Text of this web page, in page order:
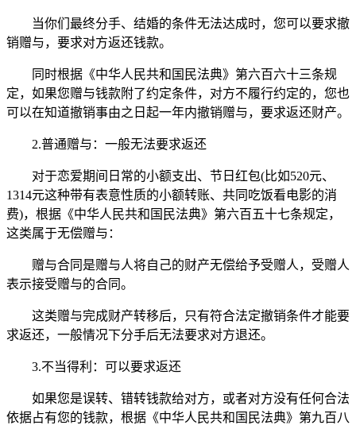
当你们最终分手、结婚的条件无法达成时，您可以要求撤
销赠与，要求对方返还钱款。
同时根据《中华人民共和国民法典》第六百六十三条规
定，如果您赠与钱款附了约定条件，对方不履行约定的，您也
可以在知道撤销事由之日起一年内撤销赠与，要求返还财产。
2.普通赠与：一般无法要求返还
对于恋爱期间日常的小额支出、节日红包(比如520元、
1314元这种带有表意性质的小额转账、共同吃饭看电影的消
费)，根据《中华人民共和国民法典》第六百五十七条规定，
这类属于无偿赠与：
赠与合同是赠与人将自己的财产无偿给予受赠人，受赠人
表示接受赠与的合同。
这类赠与完成财产转移后，只有符合法定撤销条件才能要
求返还，一般情况下分手后无法要求对方退还。
3.不当得利：可以要求返还
如果您是误转、错转钱款给对方，或者对方没有任何合法
依据占有您的钱款，根据《中华人民共和国民法典》第九百八